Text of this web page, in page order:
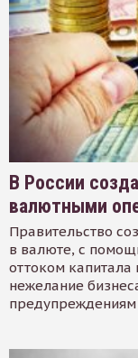
В России
валютными
Правительство
в валюте, с
оттоком капитала
нежелание
предупреждениям